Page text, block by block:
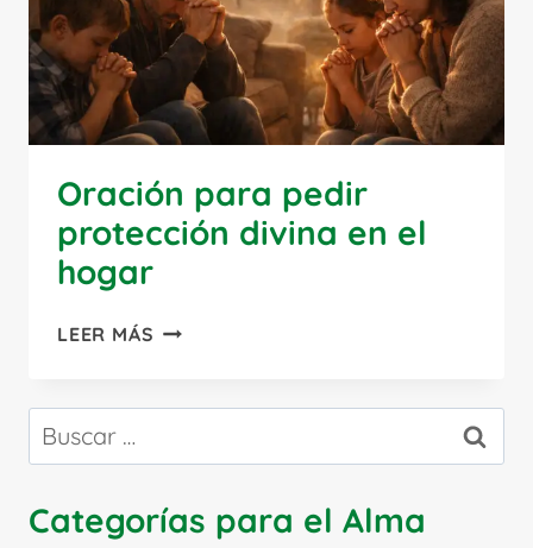
Oración para pedir
protección divina en el
hogar
LEER MÁS ORACIÓN
PROTECCIÓN
EN
HOGAR
Buscar:
Categorías para el Alma